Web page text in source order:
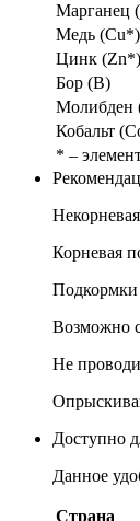
Марганец
Медь (Cu*)
Цинк (Zn*)
Бор (B)
Кобальт
* –
Корневая
Подкормки
Возможно
Не
Доступно
Данное
Страна